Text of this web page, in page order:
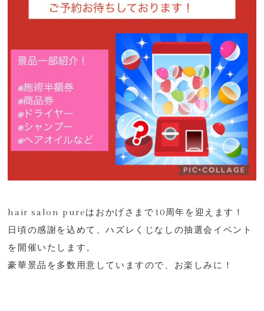
hair salon pureはおかげさまで10周年を迎えます！
日頃の感謝を込めて、ハズレくじなしの抽選会イベント
を開催いたします。
豪華景品を多数用意していますので、お楽しみに！